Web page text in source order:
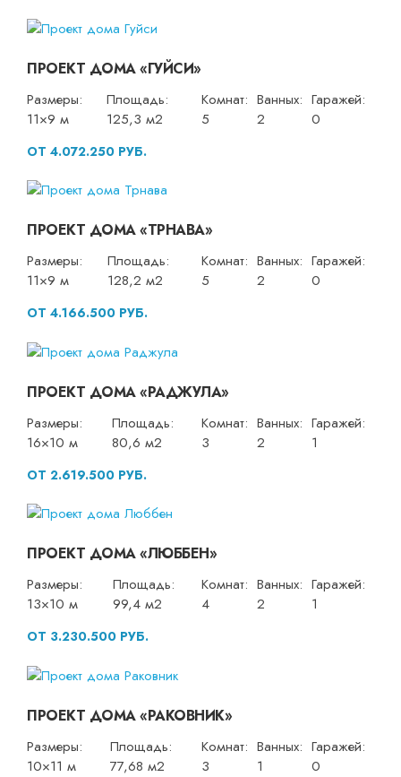
ПРОЕКТ ДОМА «ГУЙСИ»
Размеры:
11×9 м
Площадь:
125,3 м2
Комнат:
5
Ванных:
2
Гаражей:
0
ОТ 4.072.250 РУБ.
ПРОЕКТ ДОМА «ТРНАВА»
Размеры:
11×9 м
Площадь:
128,2 м2
Комнат:
5
Ванных:
2
Гаражей:
0
ОТ 4.166.500 РУБ.
ПРОЕКТ ДОМА «РАДЖУЛА»
Размеры:
16×10 м
Площадь:
80,6 м2
Комнат:
3
Ванных:
2
Гаражей:
1
ОТ 2.619.500 РУБ.
ПРОЕКТ ДОМА «ЛЮББЕН»
Размеры:
13×10 м
Площадь:
99,4 м2
Комнат:
4
Ванных:
2
Гаражей:
1
ОТ 3.230.500 РУБ.
ПРОЕКТ ДОМА «РАКОВНИК»
Размеры:
10×11 м
Площадь:
77,68 м2
Комнат:
3
Ванных:
1
Гаражей:
0